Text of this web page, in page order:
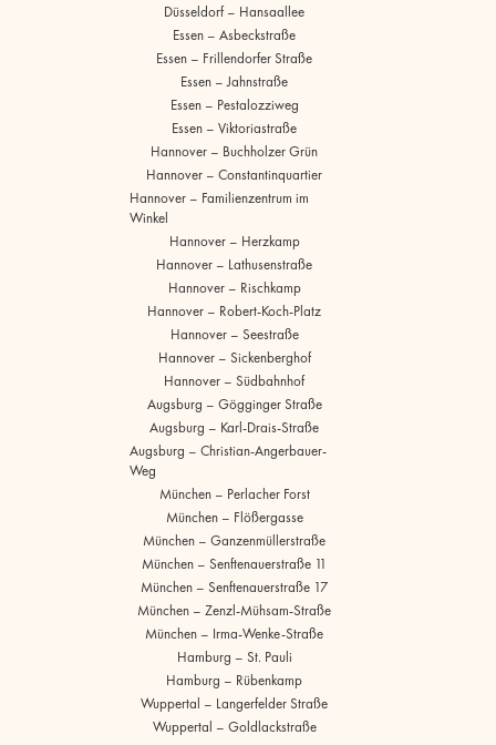
Düsseldorf – Hansaallee
Essen – Asbeckstraße
Essen – Frillendorfer Straße
Essen – Jahnstraße
Essen – Pestalozziweg
Essen – Viktoriastraße
Hannover – Buchholzer Grün
Hannover – Constantinquartier
Hannover – Familienzentrum im
Winkel
Hannover – Herzkamp
Hannover – Lathusenstraße
Hannover – Rischkamp
Hannover – Robert-Koch-Platz
Hannover – Seestraße
Hannover – Sickenberghof
Hannover – Südbahnhof
Augsburg – Gögginger Straße
Augsburg – Karl-Drais-Straße
Augsburg – Christian-Angerbauer-
Weg
München – Perlacher Forst
München – Flößergasse
München – Ganzenmüllerstraße
München – Senftenauerstraße 11
München – Senftenauerstraße 17
München – Zenzl-Mühsam-Straße
München – Irma-Wenke-Straße
Hamburg – St. Pauli
Hamburg – Rübenkamp
Wuppertal – Langerfelder Straße
Wuppertal – Goldlackstraße